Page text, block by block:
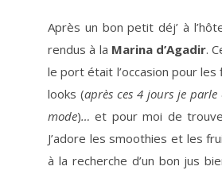
Après un bon petit déj’ à
rendus à la Marina d’Agadir.
le port était l’occasion pour
looks (après ces 4 jours je
mode)… et pour moi de
J’adore les smoothies et les
à la recherche d’un bon jus